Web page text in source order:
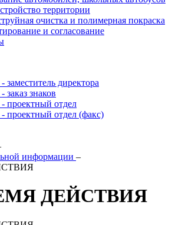
территории
очистка и полимерная покраска
и согласование
заместитель директора
заказ знаков
проектный отдел
проектный отдел (факс)
информации –
ДЕЙСТВИЯ